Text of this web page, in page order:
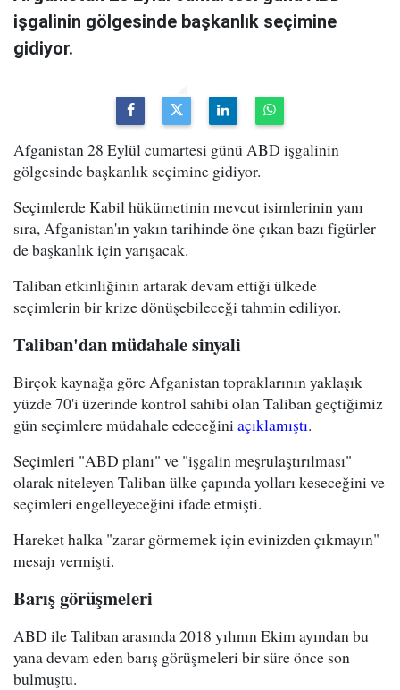
işgalinin gölgesinde başkanlık seçimine
gidiyor.
Afganistan 28 Eylül cumartesi günü ABD işgalinin
gölgesinde başkanlık seçimine gidiyor.
Seçimlerde Kabil hükümetinin mevcut isimlerinin yanı
sıra, Afganistan'ın yakın tarihinde öne çıkan bazı figürler
de başkanlık için yarışacak.
Taliban etkinliğinin artarak devam ettiği ülkede
seçimlerin bir krize dönüşebileceği tahmin ediliyor.
Taliban'dan müdahale sinyali
Birçok kaynağa göre Afganistan topraklarının yaklaşık
yüzde 70'i üzerinde kontrol sahibi olan Taliban geçtiğimiz
gün seçimlere müdahale edeceğiniaçıklamıştı.
Seçimleri "ABD planı" ve "işgalin meşrulaştırılması"
olarak niteleyen Taliban ülke çapında yolları keseceğini ve
seçimleri engelleyeceğini ifade etmişti.
Hareket halka "zarar görmemek için evinizden çıkmayın"
mesajı vermişti.
Barış görüşmeleri
ABD ile Taliban arasında 2018 yılının Ekim ayından bu
yana devam eden barış görüşmeleri bir süre önce son
bulmuştu.